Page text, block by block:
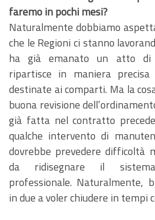
faremo in pochi mesi?
Naturalmente dobbiamo
che le Regioni ci stanno
ha già emanato un atto di
ripartisce in maniera
destinate ai comparti. Ma la
buona revisione
già fatta nel contratto
qualche intervento di
dovrebbe prevedere difficoltà
da ridisegnare il
professionale. Naturalmente,
in due a voler chiudere in tempi